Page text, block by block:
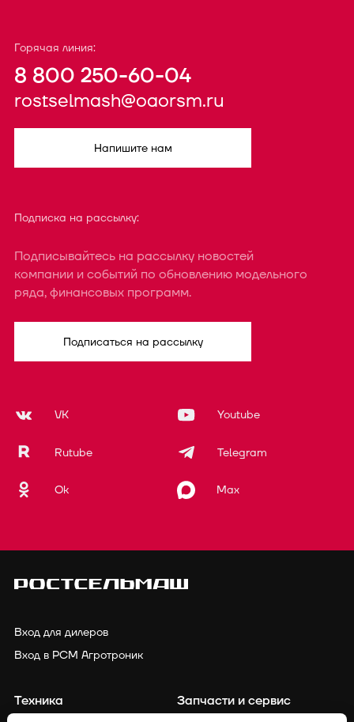
Горячая линия:
8 800 250-60-04
rostselmash@oaorsm.ru
Напишите нам
Подписка на рассылку:
Подписывайтесь на рассылку новостей
компании и событий по обновлению модельного
ряда, финансовых программ.
Подписаться на рассылку
VK Youtube
Rutube Telegram
Ok Max
Вход для дилеров
Вход в РСМ Агротроник
Техника
Запчасти и сервис